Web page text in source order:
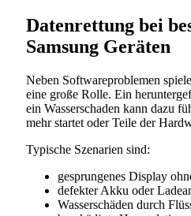
Datenrettung bei
Samsung Geräten
Neben Softwareproblemen
eine große Rolle. Ein
ein Wasserschaden kann dazu
mehr startet oder Teile der
Typische Szenarien sind:
gesprungenes Display
defekter Akku oder
Wasserschäden durch